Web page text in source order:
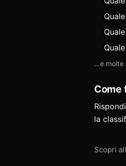
…e molte
Come
la
Scopri